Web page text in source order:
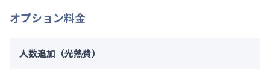
オプション料金
人数追加（光熱費）